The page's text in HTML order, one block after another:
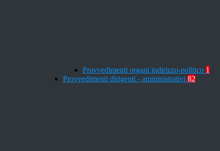
Provvedimenti organi indirizzo-politico 1
Provvedimenti dirigenti - amministrativi 82